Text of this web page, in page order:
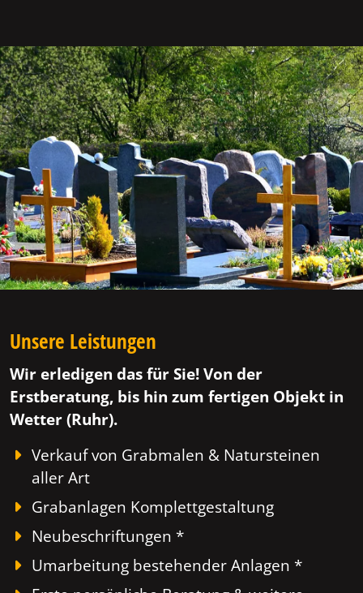
Unsere Leistungen
Wir erledigen das für Sie! Von der
Erstberatung, bis hin zum fertigen Objekt in
Wetter (Ruhr).
Verkauf von Grabmalen & Natursteinen
aller Art
Grabanlagen Komplettgestaltung
Neubeschriftungen *
Umarbeitung bestehender Anlagen *